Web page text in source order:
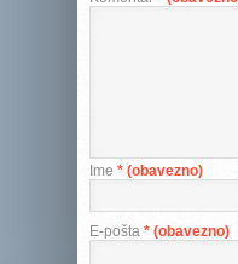
Ime * (obavezno)
E-pošta * (obavezno)